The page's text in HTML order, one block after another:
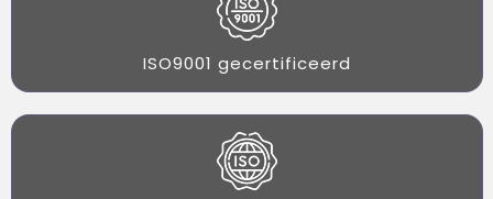
ISO9001 gecertificeerd